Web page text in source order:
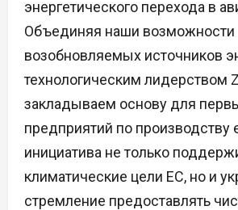
энергетического перехода в
Объединяя наши возможности
возобновляемых источников
технологическим лидерством
закладываем основу для
предприятий по производству
инициатива не только
климатические цели ЕС, но и
стремление предоставлять